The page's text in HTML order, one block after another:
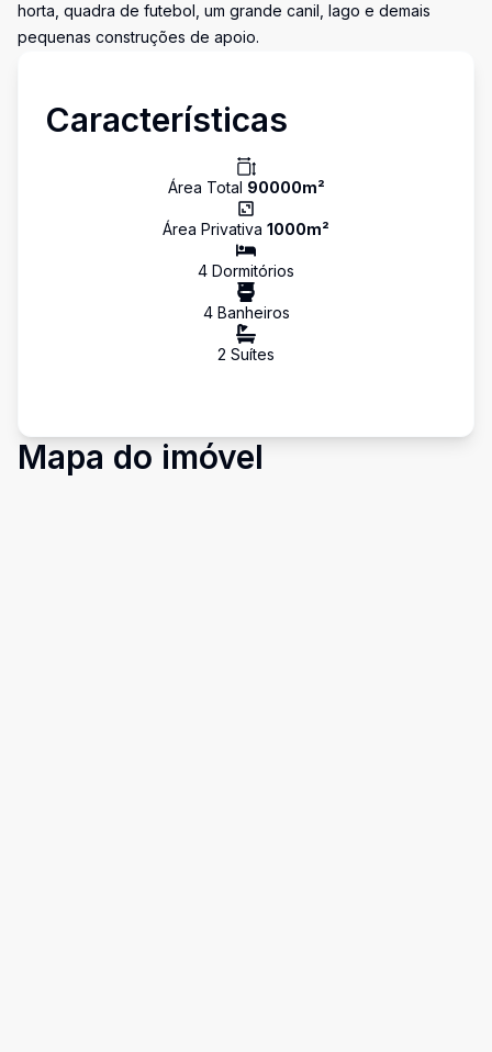
horta, quadra de futebol, um grande canil, lago e demais
pequenas construções de apoio.
Características
Área Total 90000m²
Área Privativa 1000m²
4 Dormitórios
4Banheiros
2 Suítes
Mapa do imóvel